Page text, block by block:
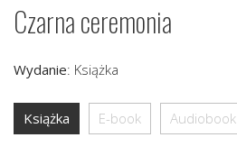
Czarna ceremonia
Wydanie: Książka
Książka E-book Audiobook